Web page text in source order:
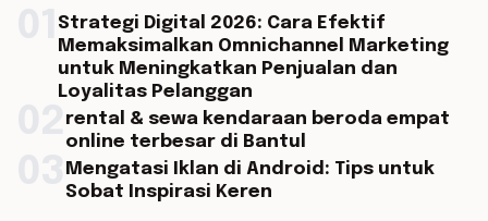
Strategi Digital 2026: Cara Efektif
Memaksimalkan Omnichannel Marketing
untuk Meningkatkan Penjualan dan
Loyalitas Pelanggan
rental & sewa kendaraan beroda empat
online terbesar di Bantul
Mengatasi Iklan di Android: Tips untuk
Sobat Inspirasi Keren